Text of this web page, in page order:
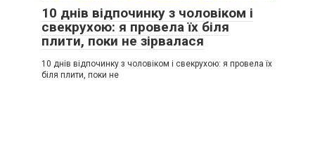
10 днів відпочинку з чоловіком і
свекрухою: я провела їх біля
плити, поки не зірвалася
10 днів відпочинку з чоловіком і свекрухою: я провела їх
біля плити, поки не